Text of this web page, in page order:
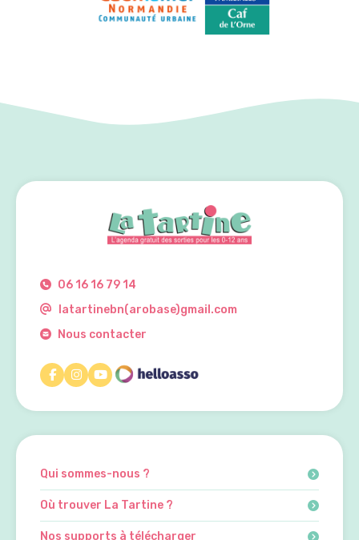
06 16 16 79 14
latartinebn(arobase)gmail.com
Nous contacter
Qui sommes-nous ?
Où trouver La Tartine ?
Nos supports à télécharger